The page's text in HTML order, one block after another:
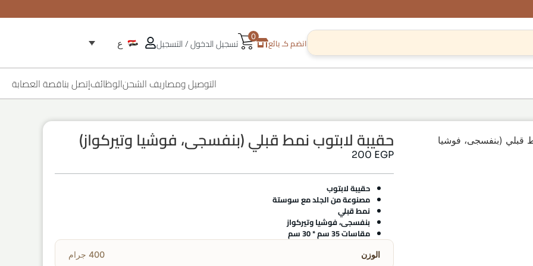
انضم كـ بائع 0 تسجيل الدخول / التسجيل ع
التوصيل ومصاريف الشحنالوظائفإتصل بناقصة العصابة
قبلي (بنفسجى، فوشيا
حقيبة لابتوب نمط قبلي (بنفسجى، فوشيا وتيركواز)
200 EGP
حقيبة لابتوب
مصنوعة من الجلد مع سوستة
نمط قبلي
بنفسجى، فوشيا وتيركواز
مقاسات 35 سم * 30 سم
الوزن 400 جرام